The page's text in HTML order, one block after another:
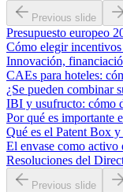
Previous slide
Presupuesto europeo
Cómo elegir
Innovación,
CAEs para hoteles:
¿Se pueden combinar
IBI y usufructo: cómo
Por qué es importante
Qué es el Patent Box
El envase como activo
Resoluciones del
Previous slide